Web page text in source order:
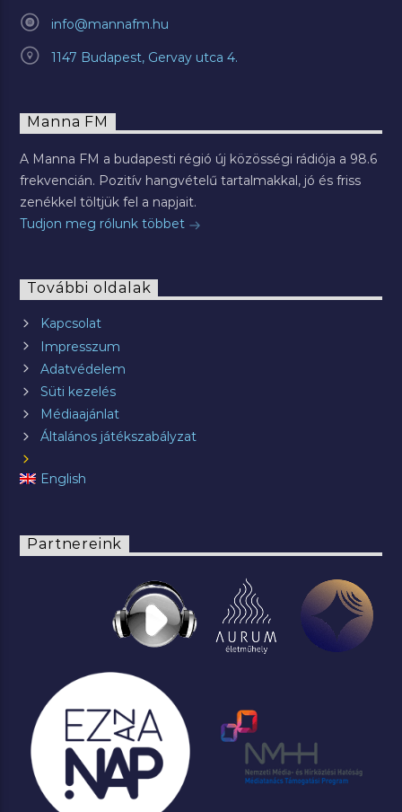
info@mannafm.hu
1147 Budapest, Gervay utca 4.
Manna FM
A Manna FM a budapesti régió új közösségi rádiója a 98.6
frekvencián. Pozitív hangvételű tartalmakkal, jó és friss
zenékkel töltjük fel a napjait.
Tudjon meg rólunk többet
További oldalak
Kapcsolat
Impresszum
Adatvédelem
Süti kezelés
Médiaajánlat
Általános játékszabályzat
English
Partnereink